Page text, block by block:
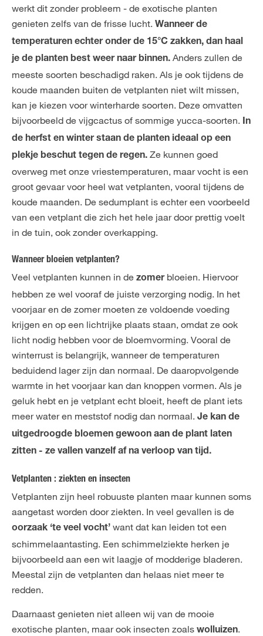
werkt dit zonder probleem - de exotische planten
genieten zelfs van de frisse lucht. Wanneer de
temperaturen echter onder de 15°C zakken, dan haal
je de planten best weer naar binnen. Anders zullen de
meeste soorten beschadigd raken. Als je ook tijdens de
koude maanden buiten de vetplanten niet wilt missen,
kan je kiezen voor winterharde soorten. Deze omvatten
bijvoorbeeld de vijgcactus of sommige yucca-soorten. In
de herfst en winter staan de planten ideaal op een
plekje beschut tegen de regen. Ze kunnen goed
overweg met onze vriestemperaturen, maar vocht is een
groot gevaar voor heel wat vetplanten, vooral tijdens de
koude maanden. De sedumplant is echter een voorbeeld
van een vetplant die zich het hele jaar door prettig voelt
in de tuin, ook zonder overkapping.
Wanneer bloeien vetplanten?
Veel vetplanten kunnen in de zomer bloeien. Hiervoor
hebben ze wel vooraf de juiste verzorging nodig. In het
voorjaar en de zomer moeten ze voldoende voeding
krijgen en op een lichtrijke plaats staan, omdat ze ook
licht nodig hebben voor de bloemvorming. Vooral de
winterrust is belangrijk, wanneer de temperaturen
beduidend lager zijn dan normaal. De daaropvolgende
warmte in het voorjaar kan dan knoppen vormen. Als je
geluk hebt en je vetplant echt bloeit, heeft de plant iets
meer water en meststof nodig dan normaal. Je kan de
uitgedroogde bloemen gewoon aan de plant laten
zitten - ze vallen vanzelf af na verloop van tijd.
Vetplanten : ziekten en insecten
Vetplanten zijn heel robuuste planten maar kunnen soms
aangetast worden door ziekten. In veel gevallen is de
oorzaak ‘te veel vocht’ want dat kan leiden tot een
schimmelaantasting. Een schimmelziekte herken je
bijvoorbeeld aan een wit laagje of modderige bladeren.
Meestal zijn de vetplanten dan helaas niet meer te
redden.
Daarnaast genieten niet alleen wij van de mooie
exotische planten, maar ook insecten zoals wolluizen.